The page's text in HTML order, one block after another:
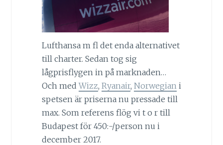
Lufthansa m fl det enda alternativet
till charter. Sedan tog sig
lågprisflygen in på marknaden…
Och medWizz, Ryanair, Norwegian i
spetsen är priserna nu pressade till
max. Som referens flög vi t o r till
Budapest för 450:-/person nu i
december 2017.